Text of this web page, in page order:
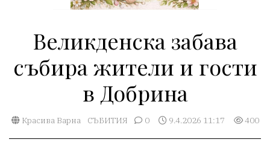
Великденска забава
събира жители и гости
в Добрина
Красива Варна СЪБИТИЯ 0 9.4.2026 11:17 400